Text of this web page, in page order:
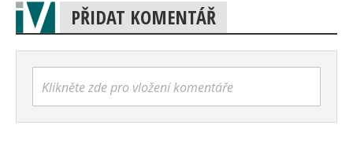
PŘIDAT KOMENTÁŘ
Klikněte zde pro vložení komentáře